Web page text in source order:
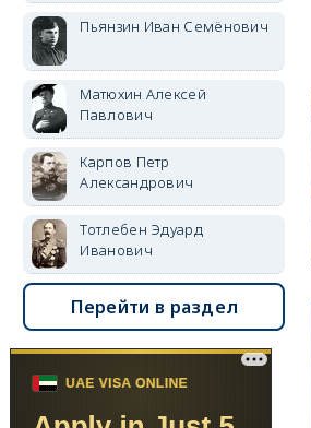
Пьянзин Иван Семёнович
Матюхин Алексей
Павлович
Карпов Петр
Александрович
Тотлебен Эдуард
Иванович
Перейти в раздел